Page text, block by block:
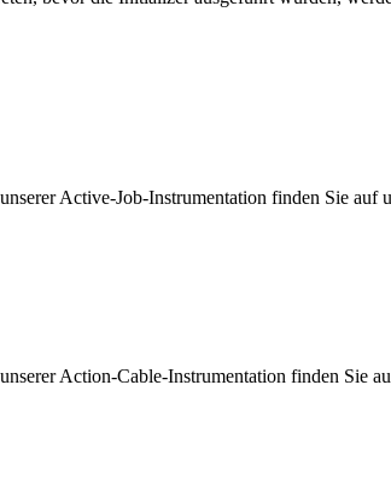
Active-Job-Instrumentation finden Sie auf
Action-Cable-Instrumentation finden Sie